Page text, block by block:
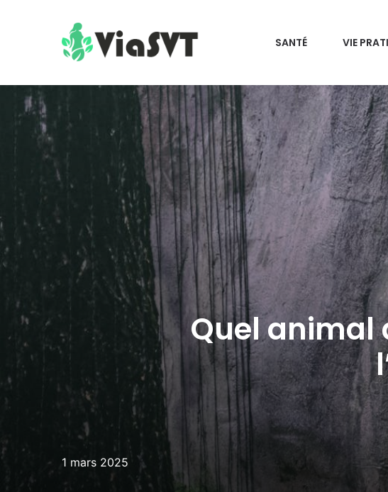
SANTÉ VIE
Quel animal
1 mars 2025